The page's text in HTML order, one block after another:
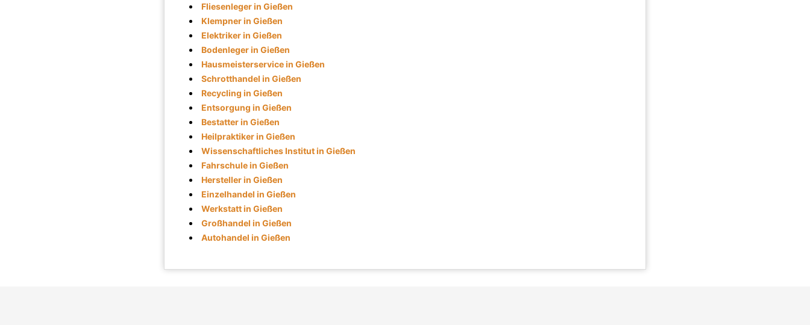
Fliesenleger in Gießen
Klempner in Gießen
Elektriker in Gießen
Bodenleger in Gießen
Hausmeisterservice in Gießen
Schrotthandel in Gießen
Recycling in Gießen
Entsorgung in Gießen
Bestatter in Gießen
Heilpraktiker in Gießen
Wissenschaftliches Institut in Gießen
Fahrschule in Gießen
Hersteller in Gießen
Einzelhandel in Gießen
Werkstatt in Gießen
Großhandel in Gießen
Autohandel in Gießen